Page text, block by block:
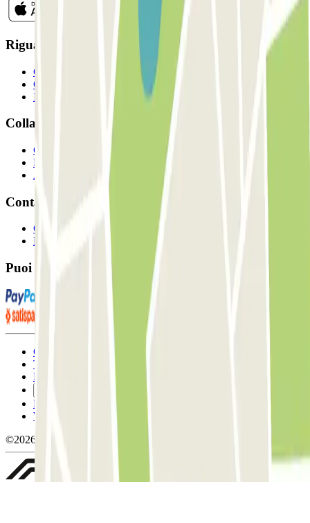
Riguardo a Parclcik
Chi siamo
Come funziona?
I Nostri Parcheggi
Collaboriamo?
Collaboratori
Proprietari di parcheggio
Affiliati
Contatto
Contattaci
FAQ
Puoi utilizzare questi metodi di pagamento:
Condizioni contrattuali e di utilizzo
Termini di cancellazione
Politica sui cookies
Politica sulla privacy
Whistleblowing
©2026 Parclick. Tutti i diritti riservati